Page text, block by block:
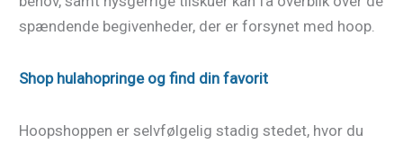
spændende begivenheder, der er forsynet med hoop.
Shop hulahopringe og find din favorit
Hoopshoppen er selvfølgelig stadig stedet, hvor du